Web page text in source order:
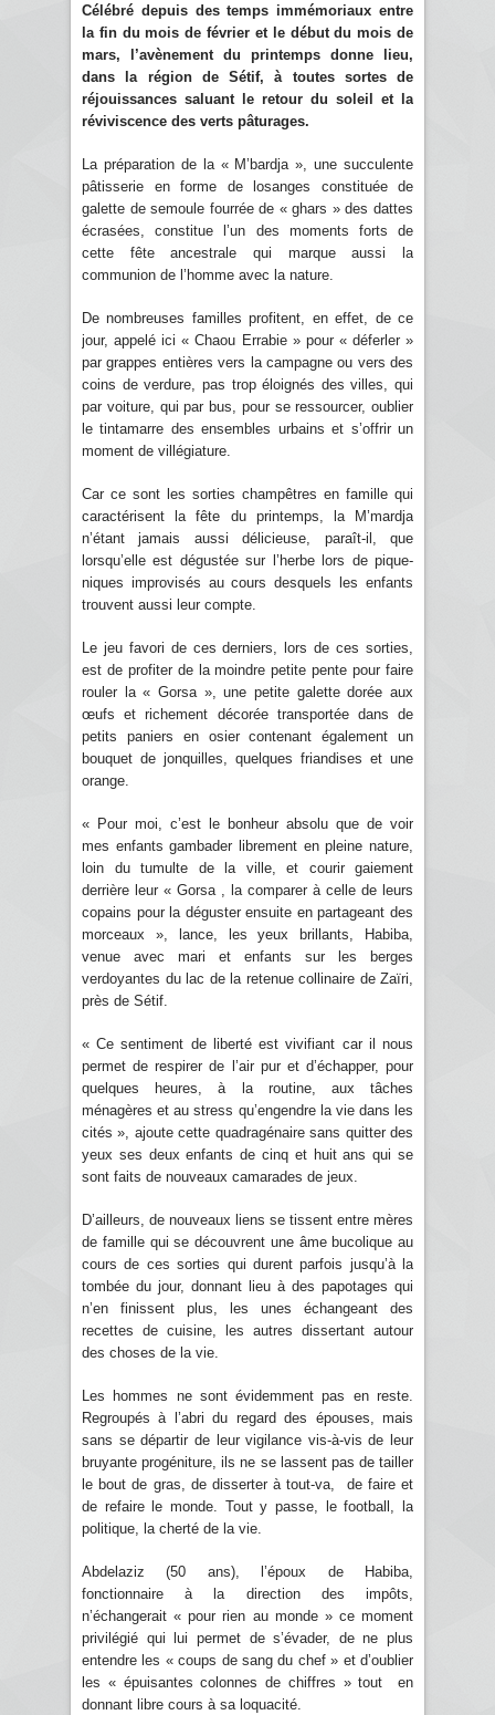
Célébré depuis des temps immémoriaux entre
la fin du mois de février et le début du mois de
mars, l’avènement du printemps donne lieu,
dans la région de Sétif, à toutes sortes de
réjouissances saluant le retour du soleil et la
réviviscence des verts pâturages.
La préparation de la « M’bardja », une succulente
pâtisserie en forme de losanges constituée de
galette de semoule fourrée de « ghars » des dattes
écrasées, constitue l’un des moments forts de
cette fête ancestrale qui marque aussi la
communion de l’homme avec la nature.
De nombreuses familles profitent, en effet, de ce
jour, appelé ici « Chaou Errabie » pour « déferler »
par grappes entières vers la campagne ou vers des
coins de verdure, pas trop éloignés des villes, qui
par voiture, qui par bus, pour se ressourcer, oublier
le tintamarre des ensembles urbains et s’offrir un
moment de villégiature.
Car ce sont les sorties champêtres en famille qui
caractérisent la fête du printemps, la M’mardja
n’étant jamais aussi délicieuse, paraît-il, que
lorsqu’elle est dégustée sur l’herbe lors de pique-
niques improvisés au cours desquels les enfants
trouvent aussi leur compte.
Le jeu favori de ces derniers, lors de ces sorties,
est de profiter de la moindre petite pente pour faire
rouler la « Gorsa », une petite galette dorée aux
œufs et richement décorée transportée dans de
petits paniers en osier contenant également un
bouquet de jonquilles, quelques friandises et une
orange.
« Pour moi, c’est le bonheur absolu que de voir
mes enfants gambader librement en pleine nature,
loin du tumulte de la ville, et courir gaiement
derrière leur « Gorsa , la comparer à celle de leurs
copains pour la déguster ensuite en partageant des
morceaux », lance, les yeux brillants, Habiba,
venue avec mari et enfants sur les berges
verdoyantes du lac de la retenue collinaire de Zaïri,
près de Sétif.
« Ce sentiment de liberté est vivifiant car il nous
permet de respirer de l’air pur et d’échapper, pour
quelques heures, à la routine, aux tâches
ménagères et au stress qu’engendre la vie dans les
cités », ajoute cette quadragénaire sans quitter des
yeux ses deux enfants de cinq et huit ans qui se
sont faits de nouveaux camarades de jeux.
D’ailleurs, de nouveaux liens se tissent entre mères
de famille qui se découvrent une âme bucolique au
cours de ces sorties qui durent parfois jusqu’à la
tombée du jour, donnant lieu à des papotages qui
n’en finissent plus, les unes échangeant des
recettes de cuisine, les autres dissertant autour
des choses de la vie.
Les hommes ne sont évidemment pas en reste.
Regroupés à l’abri du regard des épouses, mais
sans se départir de leur vigilance vis-à-vis de leur
bruyante progéniture, ils ne se lassent pas de tailler
le bout de gras, de disserter à tout-va, de faire et
de refaire le monde. Tout y passe, le football, la
politique, la cherté de la vie.
Abdelaziz (50 ans), l’époux de Habiba,
fonctionnaire à la direction des impôts,
n’échangerait « pour rien au monde » ce moment
privilégié qui lui permet de s’évader, de ne plus
entendre les « coups de sang du chef » et d’oublier
les « épuisantes colonnes de chiffres » tout en
donnant libre cours à sa loquacité.